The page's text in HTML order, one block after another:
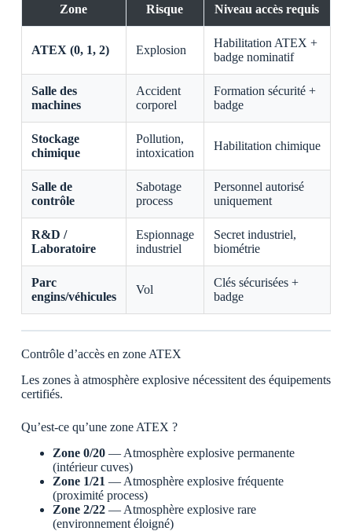
Zone Risque Niveau accès requis
ATEX (0, 1, 2) Explosion
Habilitation ATEX +
badge nominatif
Salle des
machines
Accident
corporel
Formation sécurité +
badge
Stockage
chimique
Pollution,
intoxication
Habilitation chimique
Salle de
contrôle
Sabotage
process
Personnel autorisé
uniquement
R&D /
Laboratoire
Espionnage
industriel
Secret industriel,
biométrie
Parc
engins/véhicules
Vol
Clés sécurisées +
badge
Contrôle d’accès en zone ATEX
Les zones à atmosphère explosive nécessitent des équipements
certifiés.
Qu’est-ce qu’une zone ATEX ?
Zone 0/20— Atmosphère explosive permanente
(intérieur cuves)
Zone 1/21 — Atmosphère explosive fréquente
(proximité process)
Zone 2/22— Atmosphère explosive rare
(environnement éloigné)